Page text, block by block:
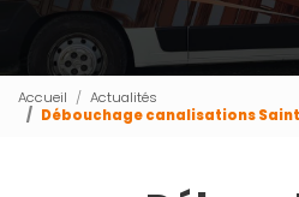
Accueil
Actualités
Débouchage canalisations